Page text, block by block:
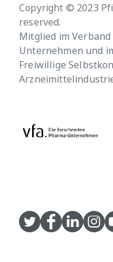
Copyright © 2023
reserved.
Mitglied im
Unternehmen und
Freiwillige